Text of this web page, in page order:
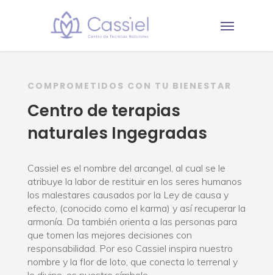
COMPROMETIDOS CON TU BIENESTAR
Centro de terapias
naturales Ingegradas
Cassiel es el nombre del arcangel, al cual se le
atribuye la labor de restituir en los seres humanos
los malestares causados por la Ley de causa y
efecto, (conocido como el karma) y así recuperar la
armonía. Da también orienta a las personas para
que tomen las mejores decisiones con
responsabilidad. Por eso Cassiel inspira nuestro
nombre y la flor de loto, que conecta lo terrenal y